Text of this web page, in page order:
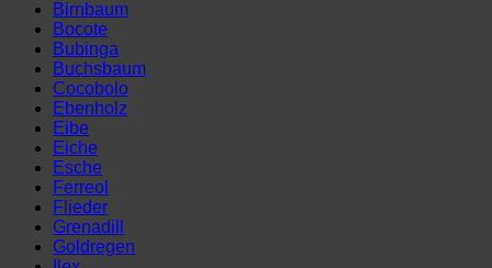
Birnbaum
Bocote
Bubinga
Buchsbaum
Cocobolo
Ebenholz
Eibe
Eiche
Esche
Ferreol
Flieder
Grenadill
Goldregen